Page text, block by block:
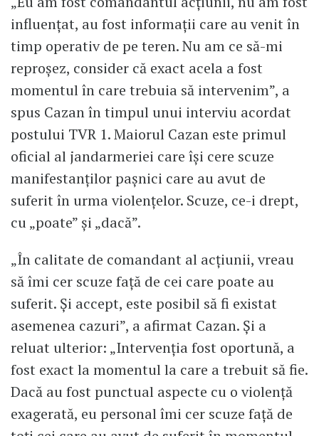
influențat, au fost informații care au venit în
timp operativ de pe teren. Nu am ce să-mi
reproșez, consider că exact acela a fost
momentul în care trebuia să intervenim”, a
spus Cazan în timpul unui interviu acordat
postului TVR 1. Maiorul Cazan este primul
oficial al jandarmeriei care își cere scuze
manifestanților pașnici care au avut de
suferit în urma violențelor. Scuze, ce-i drept,
cu „poate” și „dacă”.
„În calitate de comandant al acțiunii, vreau
să îmi cer scuze față de cei care poate au
suferit. Și accept, este posibil să fi existat
asemenea cazuri”, a afirmat Cazan. Și a
reluat ulterior: „Intervenția fost oportună, a
fost exact la momentul la care a trebuit să fie.
Dacă au fost punctual aspecte cu o violență
exagerată, eu personal îmi cer scuze față de